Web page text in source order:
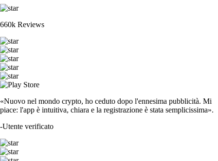
660k Reviews
«Nuovo nel mondo crypto, ho ceduto dopo l'ennesima pubblicità. Mi
piace: l'app è intuitiva, chiara e la registrazione è stata semplicissima».
-Utente verificato